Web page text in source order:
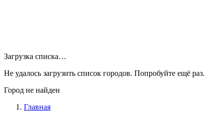
Загрузка списка…
Не удалось загрузить список городов. Попробуйте ещё раз.
Город не найден
Главная